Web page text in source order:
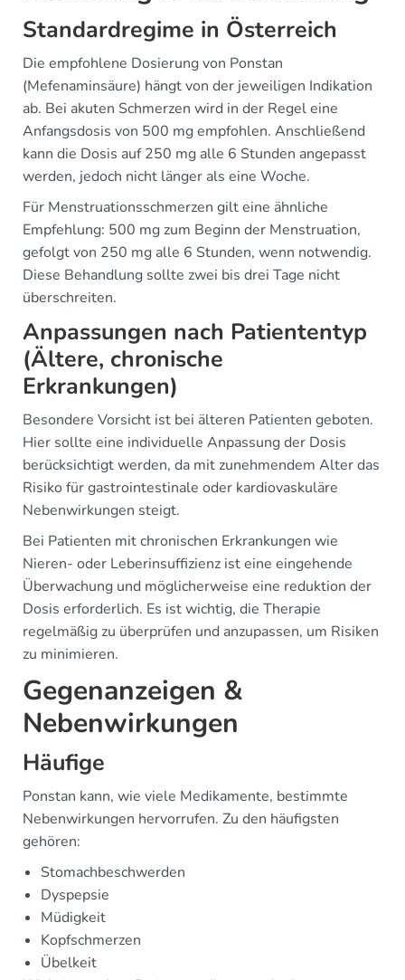
Standardregime in Österreich
Die empfohlene Dosierung von Ponstan
(Mefenaminsäure) hängt von der jeweiligen Indikation
ab. Bei akuten Schmerzen wird in der Regel eine
Anfangsdosis von 500 mg empfohlen. Anschließend
kann die Dosis auf 250 mg alle 6 Stunden angepasst
werden, jedoch nicht länger als eine Woche.
Für Menstruationsschmerzen gilt eine ähnliche
Empfehlung: 500 mg zum Beginn der Menstruation,
gefolgt von 250 mg alle 6 Stunden, wenn notwendig.
Diese Behandlung sollte zwei bis drei Tage nicht
überschreiten.
Anpassungen nach Patiententyp
(Ältere, chronische
Erkrankungen)
Besondere Vorsicht ist bei älteren Patienten geboten.
Hier sollte eine individuelle Anpassung der Dosis
berücksichtigt werden, da mit zunehmendem Alter das
Risiko für gastrointestinale oder kardiovaskuläre
Nebenwirkungen steigt.
Bei Patienten mit chronischen Erkrankungen wie
Nieren- oder Leberinsuffizienz ist eine eingehende
Überwachung und möglicherweise eine reduktion der
Dosis erforderlich. Es ist wichtig, die Therapie
regelmäßig zu überprüfen und anzupassen, um Risiken
zu minimieren.
Gegenanzeigen &
Nebenwirkungen
Häufige
Ponstan kann, wie viele Medikamente, bestimmte
Nebenwirkungen hervorrufen. Zu den häufigsten
gehören:
Stomachbeschwerden
Dyspepsie
Müdigkeit
Kopfschmerzen
Übelkeit